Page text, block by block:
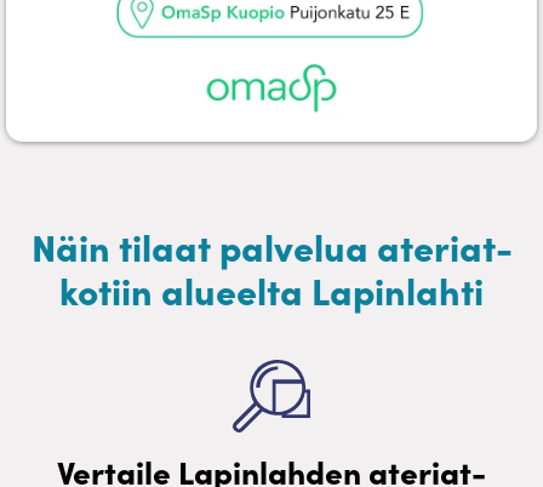
Näin tilaat palvelua ateriat-
kotiin alueelta Lapinlahti
Vertaile Lapinlahden ateriat-